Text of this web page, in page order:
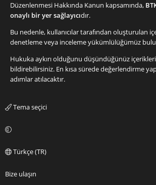
Düzenlenmesi Hakkında Kanun kapsamında,
onaylı bir yer sağlayıcıdır.
Bu nedenle, kullanıcılar tarafından oluşturulan
denetleme veya inceleme yükümlülüğümüz
Hukuka aykırı olduğunu düşündüğünüz içerikleri
bildirebilirsiniz. En kısa sürede değerlendirme
adımlar atılacaktır.
Tema seçici
Türkçe (TR)
Bize ulaşın